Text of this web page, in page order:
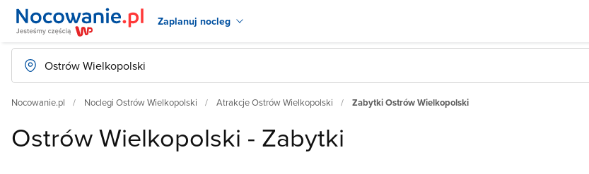
Zaplanuj nocleg
Nocowanie.pl Noclegi Ostrów Wielkopolski Atrakcje Ostrów Wielkopolski Zabytki Ostrów Wielkopolski
Ostrów Wielkopolski - Zabytki